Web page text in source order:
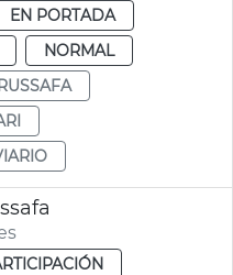
EN PORTADA
NORMAL